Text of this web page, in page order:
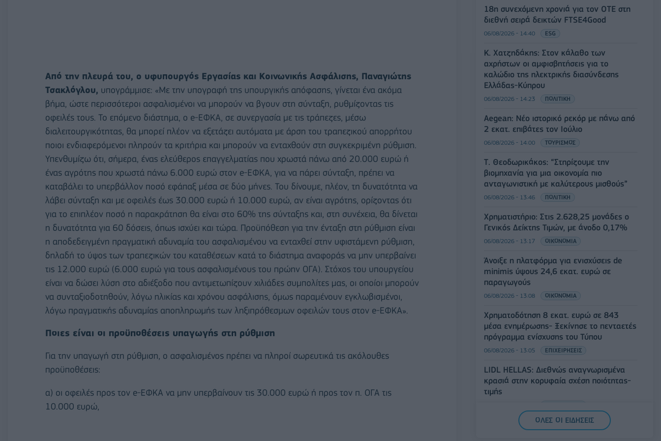
Από την πλευρά του, ο υφυπουργός Εργασίας και Κοινωνικής Ασφάλισης, Παναγιώτης
Τσακλόγλου, υπογράμμισε: «Με την υπογραφή της υπουργικής απόφασης, γίνεται ένα ακόμα
βήμα, ώστε περισσότεροι ασφαλισμένοι να μπορούν να βγουν στη σύνταξη, ρυθμίζοντας τις
οφειλές τους. Το επόμενο διάστημα, ο e-ΕΦΚΑ, σε συνεργασία με τις τράπεζες, μέσω
διαλειτουργικότητας, θα μπορεί πλέον να εξετάζει αυτόματα με άρση του τραπεζικού απορρήτου
ποιοι ενδιαφερόμενοι πληρούν τα κριτήρια και μπορούν να ενταχθούν στη συγκεκριμένη ρύθμιση.
Υπενθυμίζω ότι, σήμερα, ένας ελεύθερος επαγγελματίας που χρωστά πάνω από 20.000 ευρώ ή
ένας αγρότης που χρωστά πάνω 6.000 ευρώ στον e-ΕΦΚΑ, για να πάρει σύνταξη, πρέπει να
καταβάλει το υπερβάλλον ποσό εφάπαξ μέσα σε δύο μήνες. Του δίνουμε, πλέον, τη δυνατότητα να
λάβει σύνταξη και με οφειλές έως 30.000 ευρώ ή 10.000 ευρώ, αν είναι αγρότης, ορίζοντας ότι
για το επιπλέον ποσό η παρακράτηση θα είναι στο 60% της σύνταξης και, στη συνέχεια, θα δίνεται
η δυνατότητα για 60 δόσεις, όπως ισχύει και τώρα. Προϋπόθεση για την ένταξη στη ρύθμιση είναι
η αποδεδειγμένη πραγματική αδυναμία του ασφαλισμένου να ενταχθεί στην υφιστάμενη ρύθμιση,
δηλαδή το ύψος των τραπεζικών του καταθέσεων κατά το διάστημα αναφοράς να μην υπερβαίνει
τις 12.000 ευρώ (6.000 ευρώ για τους ασφαλισμένους του πρώην ΟΓΑ). Στόχος του υπουργείου
είναι να δώσει λύση στο αδιέξοδο που αντιμετωπίζουν χιλιάδες συμπολίτες μας, οι οποίοι μπορούν
να συνταξιοδοτηθούν, λόγω ηλικίας και χρόνου ασφάλισης, όμως παραμένουν εγκλωβισμένοι,
λόγω πραγματικής αδυναμίας αποπληρωμής των ληξιπρόθεσμων οφειλών τους στον e-ΕΦΚΑ».
Ποιες είναι οι προϋποθέσεις υπαγωγής στη ρύθμιση
Για την υπαγωγή στη ρύθμιση, ο ασφαλισμένος πρέπει να πληροί σωρευτικά τις ακόλουθες
προϋποθέσεις:
α) οι οφειλές προς τον e-ΕΦΚΑ να μην υπερβαίνουν τις 30.000 ευρώ ή προς τον π. ΟΓΑ τις
10.000 ευρώ,
18η συνεχόμενη χρονιά για τον ΟΤΕ στη
διεθνή σειρά δεικτών FTSE4Good
06/08/2026 - 14:40 ESG
Κ. Χατζηδάκης: Στον κάλαθο των
αχρήστων οι αμφισβητήσεις για το
καλώδιο της ηλεκτρικής διασύνδεσης
Ελλάδας-Κύπρου
06/08/2026 - 14:23 ΠΟΛΙΤΙΚΗ
Aegean: Νέο ιστορικό ρεκόρ με πάνω από
2 εκατ. επιβάτες τον Ιούλιο
06/08/2026 - 14:00 ΤΟΥΡΙΣΜΟΣ
Τ. Θεοδωρικάκος: “Στηρίζουμε την
βιομηχανία για μια οικονομία πιο
ανταγωνιστική με καλύτερους μισθούς”
06/08/2026 - 13:46 ΠΟΛΙΤΙΚΗ
Χρηματιστήριο: Στις 2.628,25 μονάδες ο
Γενικός Δείκτης Τιμών, με άνοδο 0,17%
06/08/2026 - 13:17 ΟΙΚΟΝΟΜΙΑ
Άνοιξε η πλατφόρμα για ενισχύσεις de
minimis ύψους 24,6 εκατ. ευρώ σε
παραγωγούς
06/08/2026 - 13:08 ΟΙΚΟΝΟΜΙΑ
Χρηματοδότηση 8 εκατ. ευρώ σε 843
μέσα ενημέρωσης- Ξεκίνησε το πενταετές
πρόγραμμα ενίσχυσης του Τύπου
06/08/2026 - 13:05 ΕΠΙΧΕΙΡΗΣΕΙΣ
LIDL HELLAS: Διεθνώς αναγνωρισμένα
κρασιά στην κορυφαία σχέση ποιότητας-
τιμής
JUMBO: Αύξηση πωλήσεων 5% το
ΟΛΕΣ ΟΙ ΕΙΔΗΣΕΙΣ